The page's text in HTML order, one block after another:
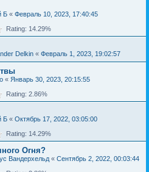
Б « Февраль 10, 2023, 17:40:45
Rating: 14.29%
Delkin « Февраль 1, 2023, 19:02:57
« Январь 30, 2023, 20:15:55
Rating: 2.86%
Б « Октябрь 17, 2022, 03:05:00
Rating: 14.29%
Огня?
Вандерхельд « Сентябрь 2, 2022, 00:03:44